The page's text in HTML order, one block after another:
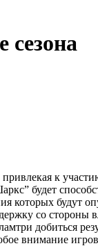
к
будет
которых
со стороны
добиться
внимание